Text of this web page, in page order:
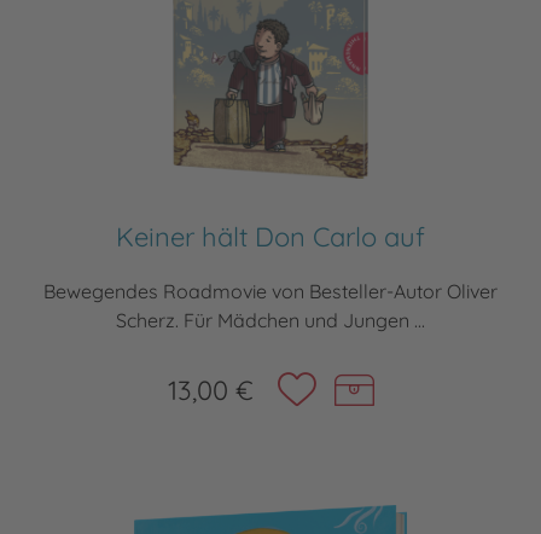
Keiner hält Don Carlo auf
Bewegendes Roadmovie von Besteller-Autor Oliver
Scherz. Für Mädchen und Jungen ...
13,00 €